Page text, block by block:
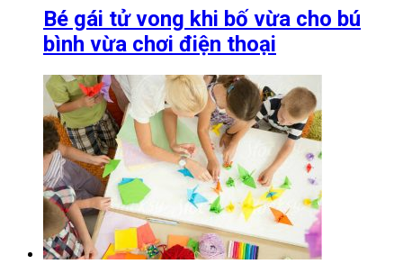
Bé gái tử vong khi bố vừa cho bú
bình vừa chơi điện thoại